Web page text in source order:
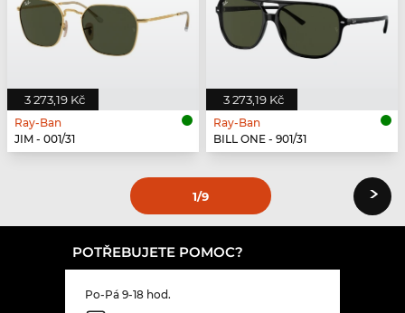
3 273,19 Kč
Ray-Ban
JIM - 001/31
3 273,19 Kč
Ray-Ban
BILL ONE - 901/31
1/9 ›
POTŘEBUJETE POMOC?
Po-Pá 9-18 hod.